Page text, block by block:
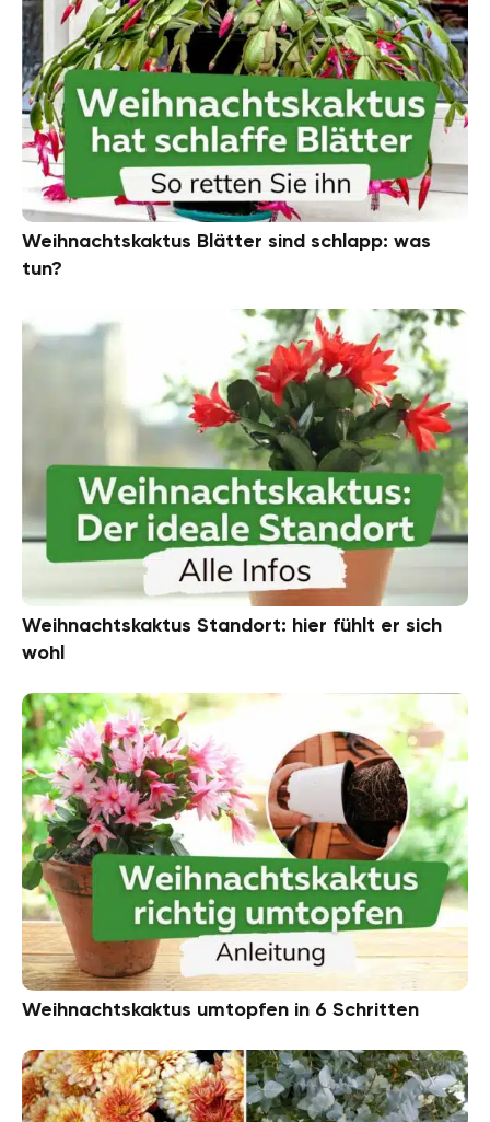
Weihnachtskaktus Blätter sind schlapp: was
tun?
Weihnachtskaktus Standort: hier fühlt er sich
wohl
Weihnachtskaktus umtopfen in 6 Schritten